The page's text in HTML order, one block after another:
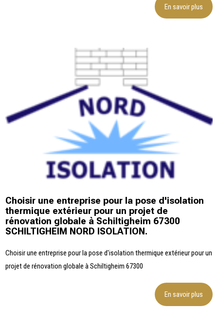
En savoir plus
Choisir une entreprise pour la pose d'isolation
thermique extérieur pour un projet de
rénovation globale à Schiltigheim 67300
SCHILTIGHEIM NORD ISOLATION.
Choisir une entreprise pour la pose d'isolation thermique extérieur pour un
projet de rénovation globale à Schiltigheim 67300
En savoir plus